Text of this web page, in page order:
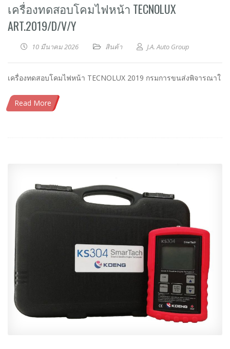
เครื่องทดสอบโคมไฟหน้า TECNOLUX
ART.2019/D/V/Y
10 มีนาคม 2026 สินค้า J.A. Auto Group
เครื่องทดสอบโคมไฟหน้า TECNOLUX 2019 กรมการขนส่งพิจารณาใ
Read More